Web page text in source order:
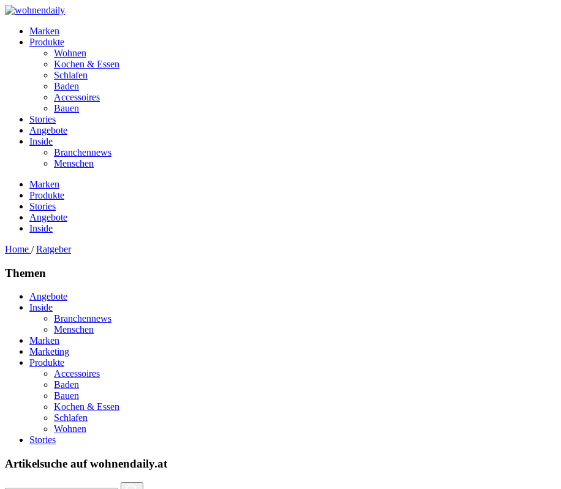
Marken
Produkte
Wohnen
Kochen & Essen
Schlafen
Baden
Accessoires
Bauen
Stories
Angebote
Inside
Branchennews
Menschen
Marken
Produkte
Stories
Angebote
Inside
Home /Ratgeber
Themen
Angebote
Inside
Branchennews
Menschen
Marken
Marketing
Produkte
Accessoires
Baden
Bauen
Kochen & Essen
Schlafen
Wohnen
Stories
Artikelsuche auf wohnendaily.at